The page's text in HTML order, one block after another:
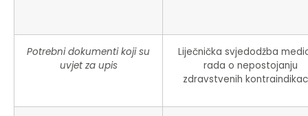
Potrebni dokumenti koji su
uvjet za upis
Liječnička svjedodžba
rada o nepostojanju
zdravstvenih